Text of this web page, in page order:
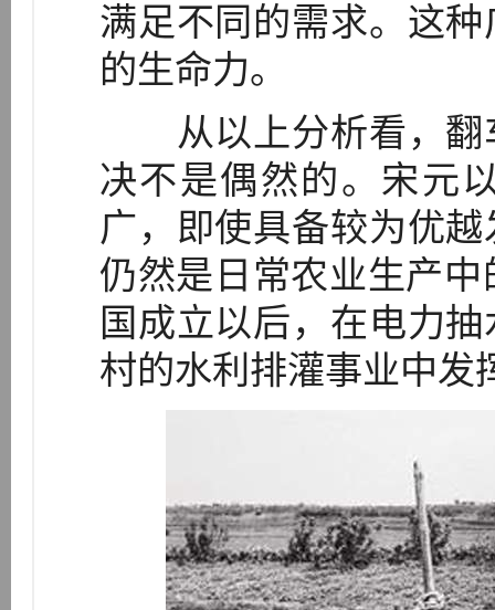
满足不同的需求。这
的生命力。
从以上分析看，翻
决不是偶然的。宋元
广，即使具备较为优
仍然是日常农业生产
国成立以后，在电力
村的水利排灌事业中发